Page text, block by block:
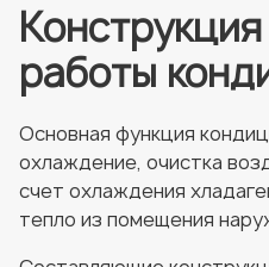
работы
Основная функция
охлаждение, очистка
счет охлаждения
тепло из помещения